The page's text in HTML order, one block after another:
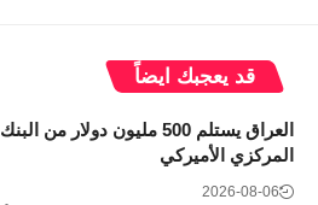
قد يعجبك ايضاً
العراق يستلم 500 مليون دولار من البنك
المركزي الأميركي
2026-08-06